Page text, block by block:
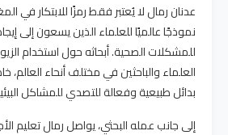
عدنان رمال لا يُعتبر فقط رمزًا للابتكار في
نموذجًا عالميًا للعلماء الذين يسعون إلى
للمشكلات الصحية. أبحاثه حول استخدام
العلماء والباحثين في مختلف أنحاء
بدائل طبيعية وفعالة للتصدي للمشاكل
إلى جانب عمله البحثي، يواصل رمال تعليم